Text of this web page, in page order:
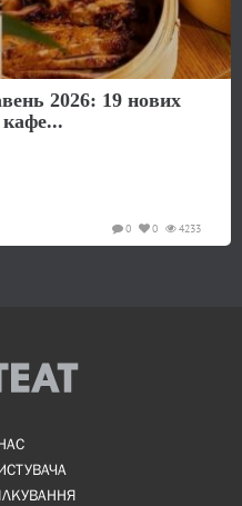
2026: 19 нових
кафе...
4233
0
0